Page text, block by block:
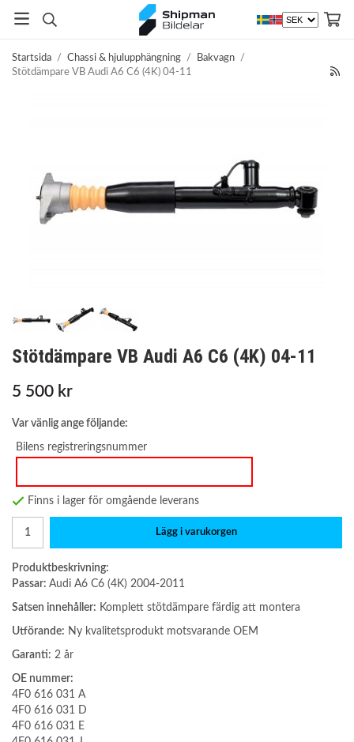
Startsida / Chassi & hjulupphängning / Bakvagn /
Stötdämpare VB Audi A6 C6 (4K) 04-11
Stötdämpare VB Audi A6 C6 (4K) 04-11
5 500 kr
Var vänlig ange följande:
Bilens registreringsnummer
Finns i lager för omgående leverans
Lägg i varukorgen
Produktbeskrivning:
Passar: Audi A6 C6 (4K) 2004-2011
Satsen innehåller: Komplett stötdämpare färdig att montera
Utförande: Ny kvalitetsprodukt motsvarande OEM
Garanti: 2 år
OE nummer:
4F0 616 031 A
4F0 616 031 D
4F0 616 031 E